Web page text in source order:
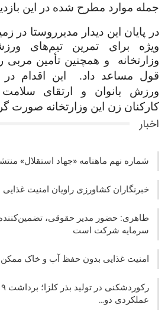
جمله موارد مطرح شده در این
در پایان این دیدار مدیرروستا
ویژه برای تمرین تیم‌های
وزارتخانه
و همچنین تأمین مربی
قول مساعد داد.
این اقدام
ورزش بانوان و ارتقای
کارکنان زن این وزارتخانه صورت
اخبار
شماره نهم ماهنامه «جهاد استقلال»
خبرنگاران کشاورزی راویان امنیت
طاهری: حضور مدیر حقوقی، تضمین‌کننده
سرمایه شرکت‌ است
امنیت غذایی بدون حفظ آب و خاک
عملکردی دو…